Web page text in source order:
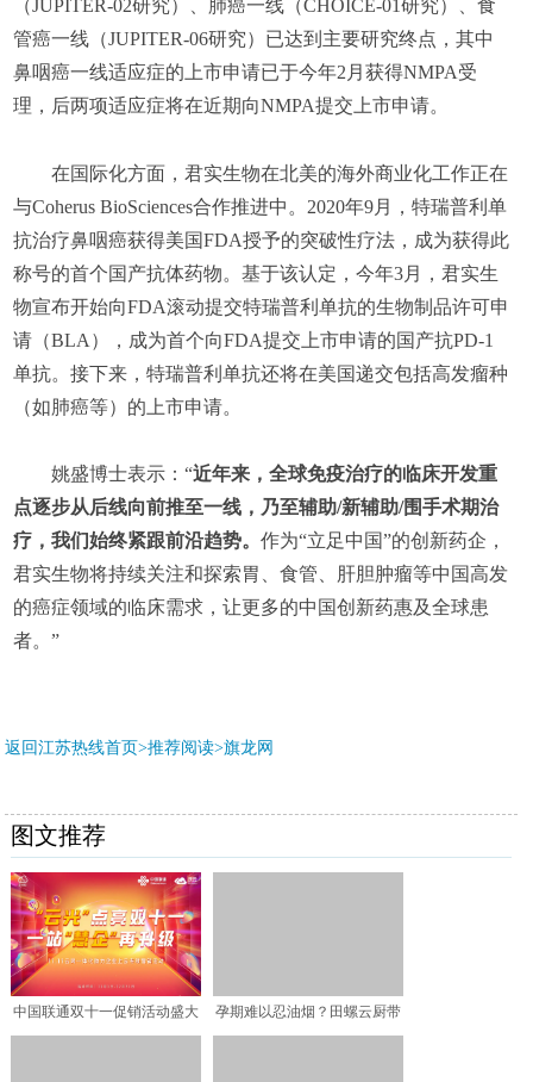
（JUPITER-02研究）、肺癌一线（CHOICE-01研究）、食
管癌一线（JUPITER-06研究）已达到主要研究终点，其中
鼻咽癌一线适应症的上市申请已于今年2月获得NMPA受
理，后两项适应症将在近期向NMPA提交上市申请。
在国际化方面，君实生物在北美的海外商业化工作正在
与Coherus BioSciences合作推进中。2020年9月，特瑞普利单
抗治疗鼻咽癌获得美国FDA授予的突破性疗法，成为获得此
称号的首个国产抗体药物。基于该认定，今年3月，君实生
物宣布开始向FDA滚动提交特瑞普利单抗的生物制品许可申
请（BLA），成为首个向FDA提交上市申请的国产抗PD-1
单抗。接下来，特瑞普利单抗还将在美国递交包括高发瘤种
（如肺癌等）的上市申请。
姚盛博士表示：“近年来，全球免疫治疗的临床开发重
点逐步从后线向前推至一线，乃至辅助/新辅助/围手术期治
疗，我们始终紧跟前沿趋势。 作为“立足中国”的创新药企，
君实生物将持续关注和探索胃、食管、肝胆肿瘤等中国高发
的癌症领域的临床需求，让更多的中国创新药惠及全球患
者。”
返回江苏热线首页>推荐阅读>旗龙网
图文推荐
中国联通双十一促销活动盛大
孕期难以忍油烟？田螺云厨带